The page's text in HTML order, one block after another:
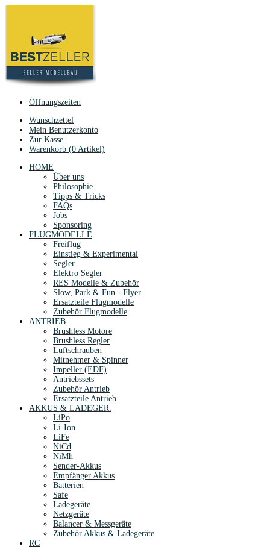
Öffnungszeiten
Wunschzettel
Mein Benutzerkonto
Zur Kasse
Warenkorb (0 Artikel)
HOME
Über uns
Philosophie
Tipps & Tricks
FAQs
Jobs
Sponsoring
FLUGMODELLE
Freiflug
Einstieg & Experimental
Segler
Elektro Segler
RES Modelle & Zubehör
Slow, Park & Fun - Flyer
Ersatzteile Flugmodelle
Zubehör Flugmodelle
ANTRIEB
Brushless Motore
Brushless Regler
Luftschrauben
Mitnehmer & Spinner
Impeller (EDF)
Antriebssets
Zubehör Antrieb
Ersatzteile Antrieb
AKKUS & LADEGER.
LiPo
Li-Ion
LiFe
NiCd
NiMh
Sender-Akkus
Empfänger Akkus
Batterien
Safe
Ladegeräte
Netzgeräte
Balancer & Messgeräte
Zubehör Akkus & Ladegeräte
RC